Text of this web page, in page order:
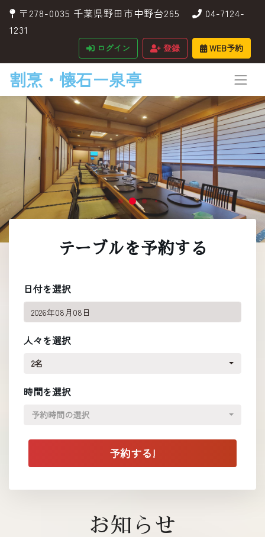
〒278-0035 千葉県野田市中野台265
04-7124-
1231
ログイン 登録 WEB予約
割烹・懐石ー泉亭
テーブルを予約する
日付を選択
人々を選択
2名
時間を選択
予約時間の選択
お知らせ